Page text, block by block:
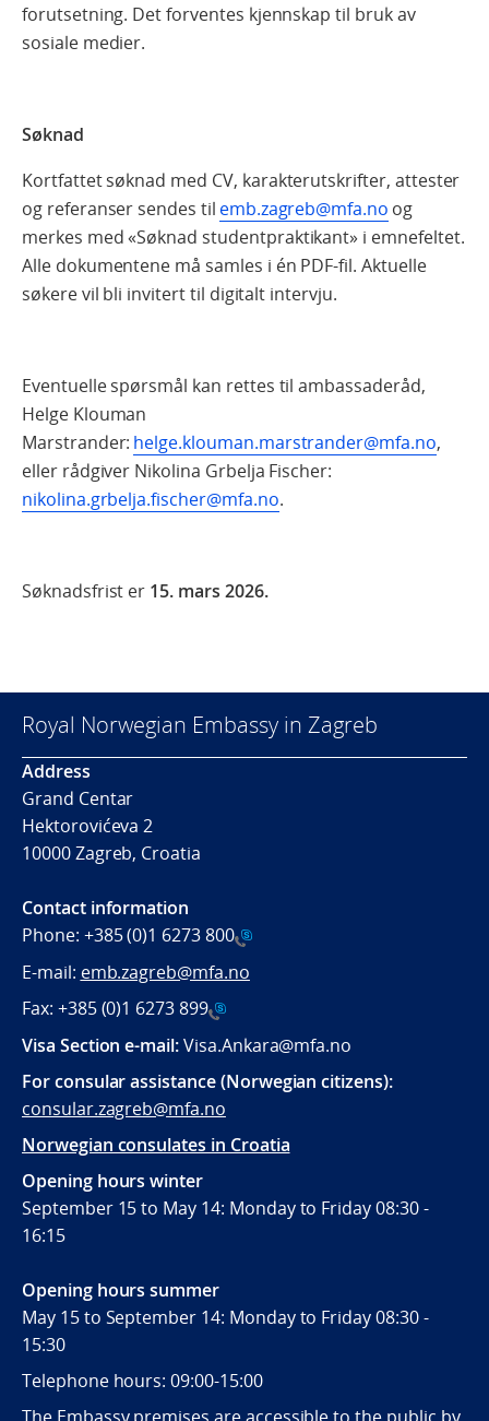
forutsetning. Det forventes kjennskap til bruk av
sosiale medier.
Søknad
Kortfattet søknad med CV, karakterutskrifter, attester
og referanser sendes til emb.zagreb@mfa.no og
merkes med «Søknad studentpraktikant» i emnefeltet.
Alle dokumentene må samles i én PDF-fil. Aktuelle
søkere vil bli invitert til digitalt intervju.
Eventuelle spørsmål kan rettes til ambassaderåd,
Helge Klouman
Marstrander: helge.klouman.marstrander@mfa.no,
eller rådgiver Nikolina Grbelja Fischer:
nikolina.grbelja.fischer@mfa.no.
Søknadsfrist er 15. mars 2026.
Royal Norwegian Embassy in Zagreb
Address
Grand Centar
Hektorovićeva 2
10000 Zagreb, Croatia
Contact information
Phone: +385 (0)1 6273 800
E-mail: emb.zagreb@mfa.no
Fax: +385 (0)1 6273 899
Visa Section e-mail:Visa.Ankara@mfa.no
For consular assistance (Norwegian citizens):
consular.zagreb@mfa.no
Norwegian consulates in Croatia
Opening hours winter
September 15 to May 14: Monday to Friday 08:30 -
16:15
Opening hours summer
May 15 to September 14: Monday to Friday 08:30 -
15:30
Telephone hours: 09:00-15:00